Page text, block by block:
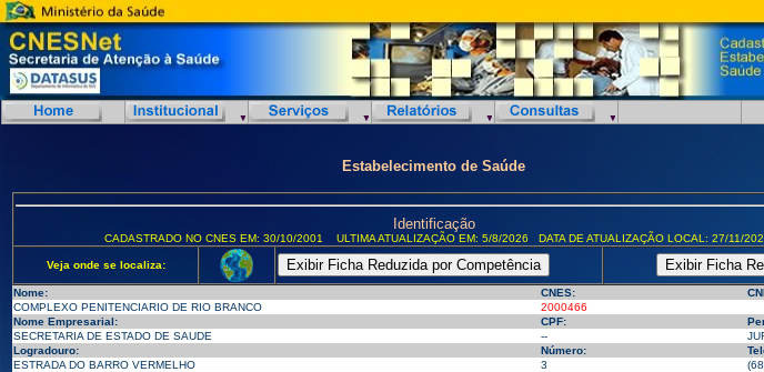
Estabelecimento de Saúde
Identificação
CADASTRADO NO CNES EM: 30/10/2001 ULTIMA ATUALIZAÇÃO EM: 5/8/2026 DATA DE ATUALIZAÇÃO LOCAL: 27/11/
Veja onde se localiza:
Nome: CNES:
COMPLEXO PENITENCIARIO DE RIO BRANCO
2000466
Nome Empresarial:
CPF:
SECRETARIA DE ESTADO DE SAUDE
--
Logradouro:
Número:
ESTRADA DO BARRO VERMELHO
3